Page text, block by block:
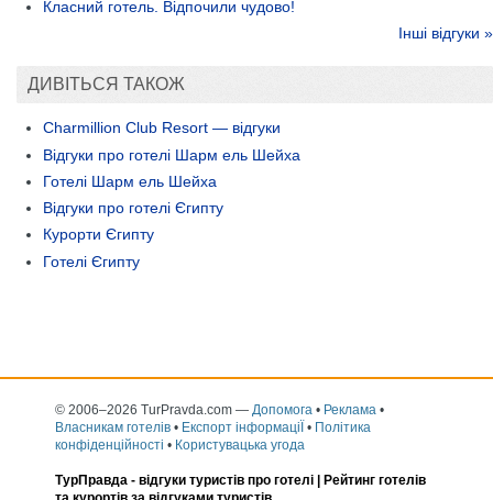
Класний готель. Відпочили чудово!
Інші відгуки »
ДИВІТЬСЯ ТАКОЖ
Charmillion Club Resort — відгуки
Відгуки про готелі Шарм ель Шейха
Готелі Шарм ель Шейха
Відгуки про готелі Єгипту
Курорти Єгипту
Готелі Єгипту
© 2006–2026 TurPravda.com — Допомога • Реклама •
Власникам готелів • Експорт інформаціЇ • Політика
конфіденційності • Користувацька угода
ТурПравда - відгуки туристів про готелі | Рейтинг готелів